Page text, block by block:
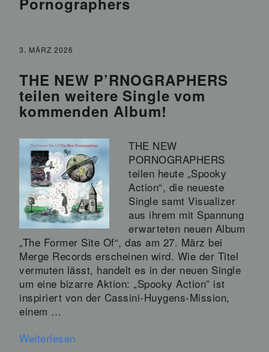
3. MÄRZ 2026
THE NEW P’RNOGRAPHERS
teilen weitere Single vom
kommenden Album!
THE NEW
PORNOGRAPHERS
teilen heute „Spooky
Action“, die neueste
Single samt Visualizer
aus ihrem mit Spannung
erwarteten neuen Album
„The Former Site Of“, das am 27. März bei
Merge Records erscheinen wird. Wie der Titel
vermuten lässt, handelt es in der neuen Single
um eine bizarre Aktion: „Spooky Action” ist
inspiriert von der Cassini-Huygens-Mission,
einem …
Weiterlesen